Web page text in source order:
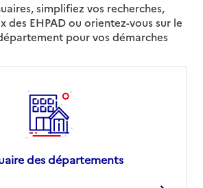
simplifiez vos recherches,
des EHPAD ou orientez-vous sur le
pour vos démarches
des départements